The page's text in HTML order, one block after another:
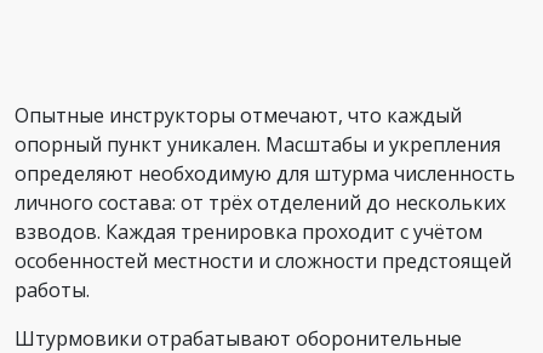
Опытные инструкторы отмечают, что каждый
опорный пункт уникален. Масштабы и укрепления
определяют необходимую для штурма численность
личного состава: от трёх отделений до нескольких
взводов. Каждая тренировка проходит с учётом
особенностей местности и сложности предстоящей
работы.
Штурмовики отрабатывают оборонительные